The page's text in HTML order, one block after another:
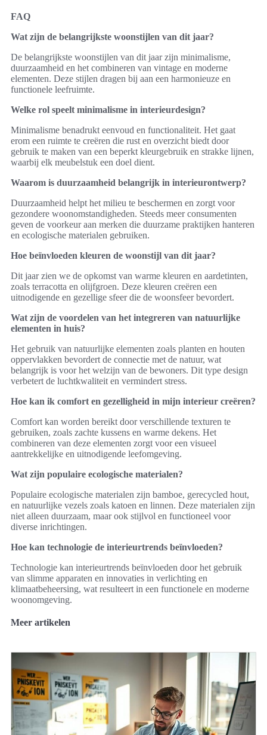
FAQ
Wat zijn de belangrijkste woonstijlen van dit jaar?
De belangrijkste woonstijlen van dit jaar zijn minimalisme,
duurzaamheid en het combineren van vintage en moderne
elementen. Deze stijlen dragen bij aan een harmonieuze en
functionele leefruimte.
Welke rol speelt minimalisme in interieurdesign?
Minimalisme benadrukt eenvoud en functionaliteit. Het gaat
erom een ruimte te creëren die rust en overzicht biedt door
gebruik te maken van een beperkt kleurgebruik en strakke lijnen,
waarbij elk meubelstuk een doel dient.
Waarom is duurzaamheid belangrijk in interieurontwerp?
Duurzaamheid helpt het milieu te beschermen en zorgt voor
gezondere woonomstandigheden. Steeds meer consumenten
geven de voorkeur aan merken die duurzame praktijken hanteren
en ecologische materialen gebruiken.
Hoe beïnvloeden kleuren de woonstijl van dit jaar?
Dit jaar zien we de opkomst van warme kleuren en aardetinten,
zoals terracotta en olijfgroen. Deze kleuren creëren een
uitnodigende en gezellige sfeer die de woonsfeer bevordert.
Wat zijn de voordelen van het integreren van natuurlijke
elementen in huis?
Het gebruik van natuurlijke elementen zoals planten en houten
oppervlakken bevordert de connectie met de natuur, wat
belangrijk is voor het welzijn van de bewoners. Dit type design
verbetert de luchtkwaliteit en vermindert stress.
Hoe kan ik comfort en gezelligheid in mijn interieur creëren?
Comfort kan worden bereikt door verschillende texturen te
gebruiken, zoals zachte kussens en warme dekens. Het
combineren van deze elementen zorgt voor een visueel
aantrekkelijke en uitnodigende leefomgeving.
Wat zijn populaire ecologische materialen?
Populaire ecologische materialen zijn bamboe, gerecycled hout,
en natuurlijke vezels zoals katoen en linnen. Deze materialen zijn
niet alleen duurzaam, maar ook stijlvol en functioneel voor
diverse inrichtingen.
Hoe kan technologie de interieurtrends beïnvloeden?
Technologie kan interieurtrends beïnvloeden door het gebruik
van slimme apparaten en innovaties in verlichting en
klimaatbeheersing, wat resulteert in een functionele en moderne
woonomgeving.
Meer artikelen